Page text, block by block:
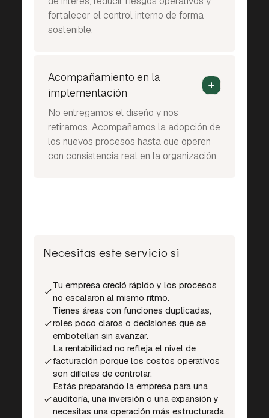
fortalecer el control interno de forma
sostenible.
Acompañamiento en la
implementación
No entregamos el diseño y nos
retiramos. Acompañamos la adopción de
los nuevos procesos hasta que operen
con consistencia real en la organización.
Necesitas este servicio si
Tu empresa creció rápido y los procesos
no escalaron al mismo ritmo.
Tienes áreas con funciones duplicadas,
roles poco claros o decisiones que se
embotellan sin avanzar.
La rentabilidad no refleja el nivel de
facturación porque los costos operativos
son difíciles de controlar.
Estás preparando la empresa para una
auditoría, una inversión o una expansión y
necesitas una operación más estructurada.